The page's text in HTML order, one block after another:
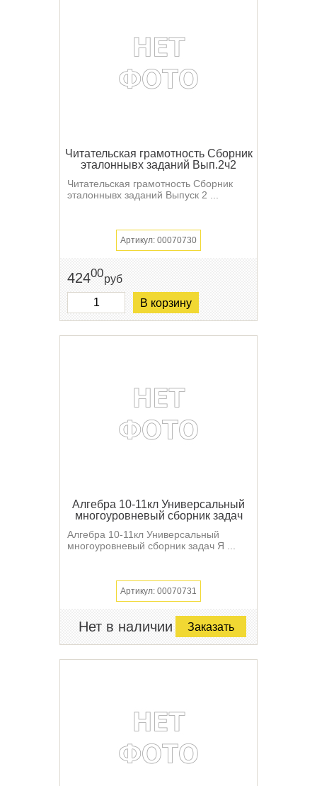
Читательская грамотность Сборник
эталоннывх заданий Вып.2ч2
Читательская грамотность Сборник
эталоннывх заданий Выпуск 2 ...
Артикул: 00070730
42400руб
В корзину
Алгебра 10-11кл Универсальный
многоуровневый сборник задач
Алгебра 10-11кл Универсальный
многоуровневый сборник задач Я ...
Артикул: 00070731
Нет в наличии Заказать